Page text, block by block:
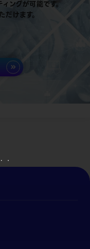
・
ングが可能です。
けます。